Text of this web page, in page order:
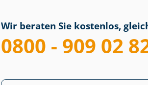
Wir beraten Sie kostenlos,
0800 - 909 02